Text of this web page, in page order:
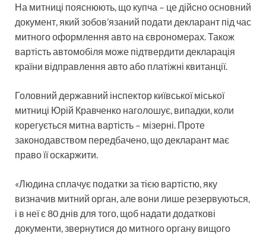
На митниці пояснюють, що купча – це дійсно основний
документ, який зобов’язаний подати декларант під час
митного оформлення авто на єврономерах. Також
вартість автомобіля може підтвердити декларація
країни відправлення авто або платіжні квитанції.
Головний державний інспектор київської міської
митниці Юрій Кравченко наголошує, випадки, коли
корегується митна вартість – мізерні. Проте
законодавством передбачено, що декларант має
право її оскаржити.
«Людина сплачує податки за тією вартістю, яку
визначив митний орган, але вони лише резервуються,
і в неї є 80 днів для того, щоб надати додаткові
документи, звернутися до митного органу вищого